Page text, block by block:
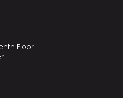
Floor